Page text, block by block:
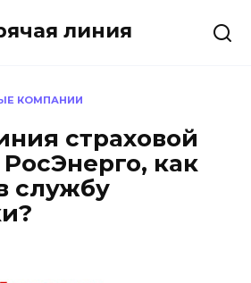
линия
КОМПАНИИ
страховой
как
службу